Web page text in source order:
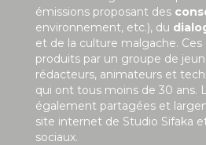
émissions proposant des
environnement, etc.), du
et de la culture malgache.
produits par un groupe de
rédacteurs, animateurs et
qui ont tous moins de 30 ans.
également partagées et
site internet de Studio Sifaka
sociaux.